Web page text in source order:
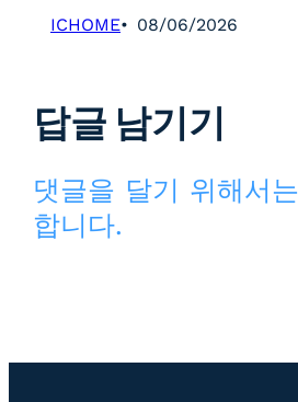
ICHOME 08/06/2026
답글 남기기
댓글을 달기 위해서는
합니다.